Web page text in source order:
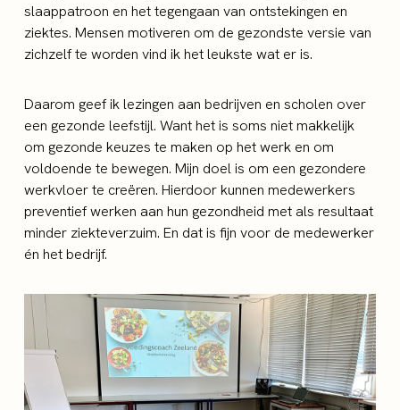
slaappatroon en het tegengaan van ontstekingen en
ziektes. Mensen motiveren om de gezondste versie van
zichzelf te worden vind ik het leukste wat er is.
Daarom geef ik lezingen aan bedrijven en scholen over
een gezonde leefstijl. Want het is soms niet makkelijk
om gezonde keuzes te maken op het werk en om
voldoende te bewegen. Mijn doel is om een gezondere
werkvloer te creëren. Hierdoor kunnen medewerkers
preventief werken aan hun gezondheid met als resultaat
minder ziekteverzuim. En dat is fijn voor de medewerker
én het bedrijf.